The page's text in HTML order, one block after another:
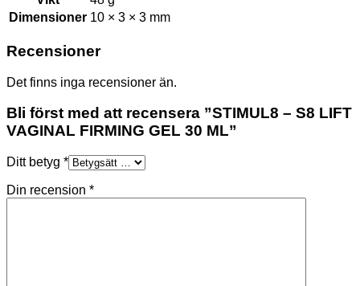
Dimensioner 10 × 3 × 3 mm
Recensioner
Det finns inga recensioner än.
Bli först med att recensera ”STIMUL8 – S8 LIFT
VAGINAL FIRMING GEL 30 ML”
Ditt betyg *
Din recension *